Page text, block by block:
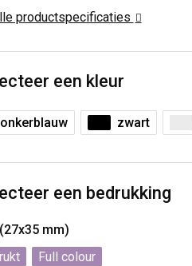
productspecificaties
een kleur
zwart
een bedrukking
mm)
Full colour